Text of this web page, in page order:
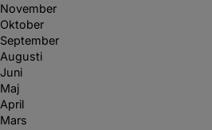
November
Oktober
September
Augusti
Juni
Maj
April
Mars